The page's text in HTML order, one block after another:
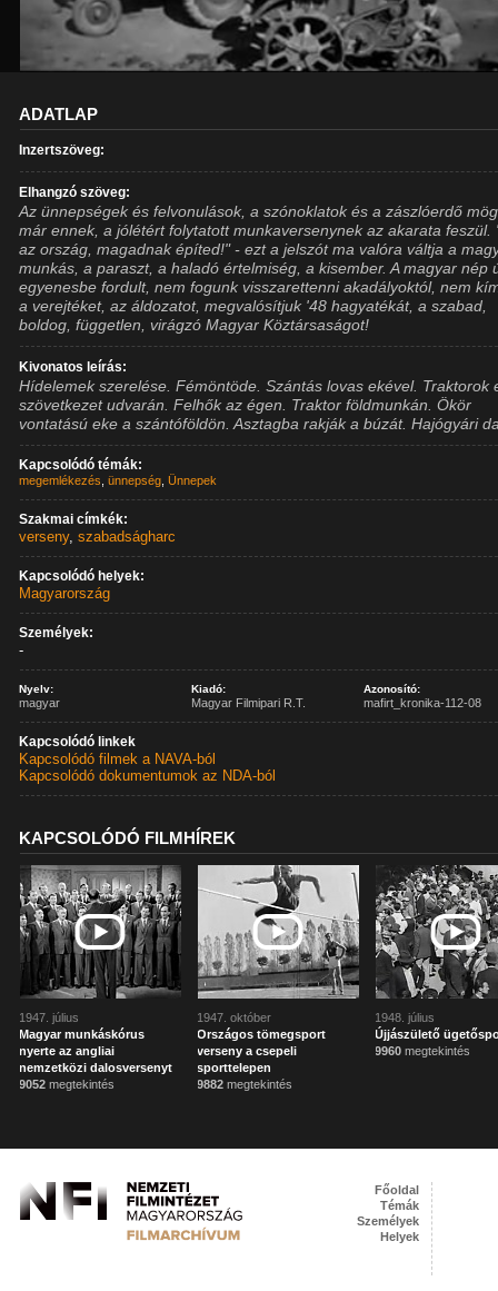
ADATLAP
Inzertszöveg:
Elhangzó szöveg:
Az ünnepségek és felvonulások, a szónoklatok és a zászlóerdő
már ennek, a jólétért folytatott munkaversenynek az akarata feszül.
az ország, magadnak építed!" - ezt a jelszót ma valóra váltja a
munkás, a paraszt, a haladó értelmiség, a kisember. A magyar nép
egyenesbe fordult, nem fogunk visszarettenni akadályoktól, nem
a verejtéket, az áldozatot, megvalósítjuk '48 hagyatékát, a szabad,
boldog, független, virágzó Magyar Köztársaságot!
Kivonatos leírás:
Hídelemek szerelése. Fémöntöde. Szántás lovas ekével. Traktorok
szövetkezet udvarán. Felhők az égen. Traktor földmunkán. Ökör
vontatású eke a szántóföldön. Asztagba rakják a búzát. Hajógyári
Kapcsolódó témák:
megemlékezés ,ünnepség ,Ünnepek
Szakmai címkék:
verseny,szabadságharc
Kapcsolódó helyek:
Magyarország
Személyek:
-
Nyelv:
magyar
Kiadó:
Magyar Filmipari R.T.
Azonosító:
mafirt_kronika-112-08
Kapcsolódó linkek
Kapcsolódó filmek a NAVA-ból
Kapcsolódó dokumentumok az NDA-ból
KAPCSOLÓDÓ FILMHÍREK
1947. július
Magyar munkáskórus
nyerte az angliai
nemzetközi dalosversenyt
9052 megtekintés
1947. október
Országos tömegsport
verseny a csepeli
sporttelepen
9882 megtekintés
1948. július
Újjászülető
9960 megtekintés
Főoldal
Témák
Személyek
Helyek